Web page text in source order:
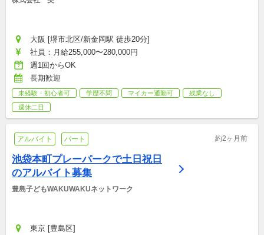
大阪 [堺市北区/新金岡駅 徒歩20分]
社員：月給255,000〜280,000円
週1回からOK
長期歓迎
未経験・初心者可 学歴不問 マイカー通勤可
残業なし
週休二日
アルバイト パート 約2ヶ月前
池袋本町プレーパークで土日祝日
のアルバイト募集
豊島子どもWAKUWAKUネットワーク
東京 [豊島区]